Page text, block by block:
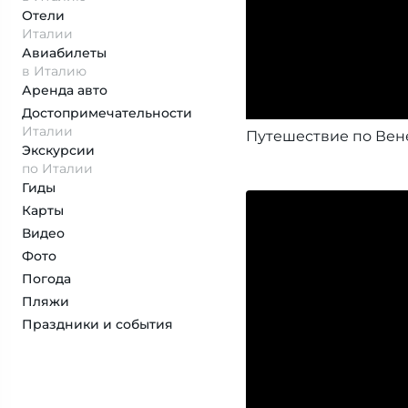
Отели
Италии
Авиабилеты
в Италию
Аренда авто
Достопримеча­тельности
Италии
Экскурсии
по Италии
Гиды
Карты
Видео
Фото
Погода
Пляжи
Праздники и события
Путешествие по